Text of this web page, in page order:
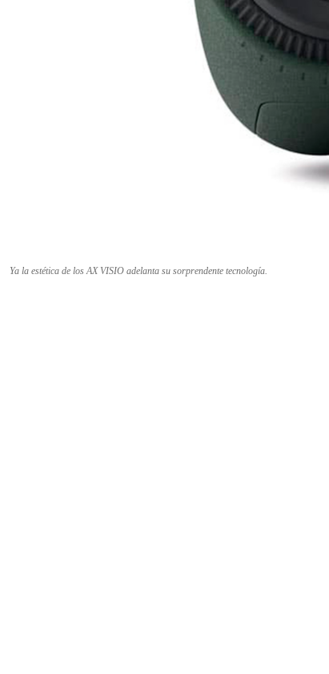
Ya la estética de los AX VISIO adelanta su sorprendente tecnología.